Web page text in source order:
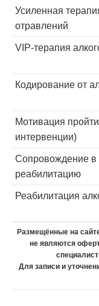
Усиленная
отравлений
VIP-терапия
Кодирование от
Мотивация
интервенции)
Сопровождение в
реабилитацию
Реабилитация
Размещённые на
не являются
Для записи и